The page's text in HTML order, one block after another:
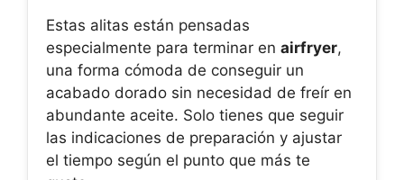
Estas alitas están pensadas
especialmente para terminar en airfryer,
una forma cómoda de conseguir un
acabado dorado sin necesidad de freír en
abundante aceite. Solo tienes que seguir
las indicaciones de preparación y ajustar
el tiempo según el punto que más te